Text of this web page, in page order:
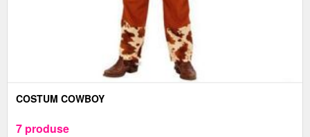
COSTUM COWBOY
7 produse